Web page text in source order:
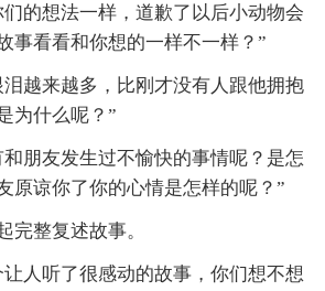
的想法一样，道歉了以后小动物会
事看看和你想的一样不一样？”
泪越来越多，比刚才没有人跟他拥抱
为什么呢？”
朋友发生过不愉快的事情呢？是怎
原谅你了你的心情是怎样的呢？”
完整复述故事。
人听了很感动的故事，你们想不想